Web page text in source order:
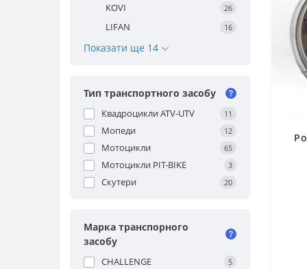
KOVI 26
LIFAN 16
Показати ще 14
Тип транспортного засобу
Квадроцикли ATV-UTV 11
Мопеди 12
Мотоцикли 65
Мотоцикли PIT-BIKE 3
Скутери 20
Марка транспорного
засобу
CHALLENGE 5